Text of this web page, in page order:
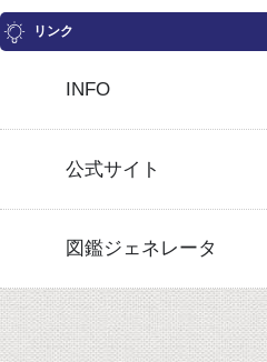
リンク
INFO
公式サイト
図鑑ジェネレータ